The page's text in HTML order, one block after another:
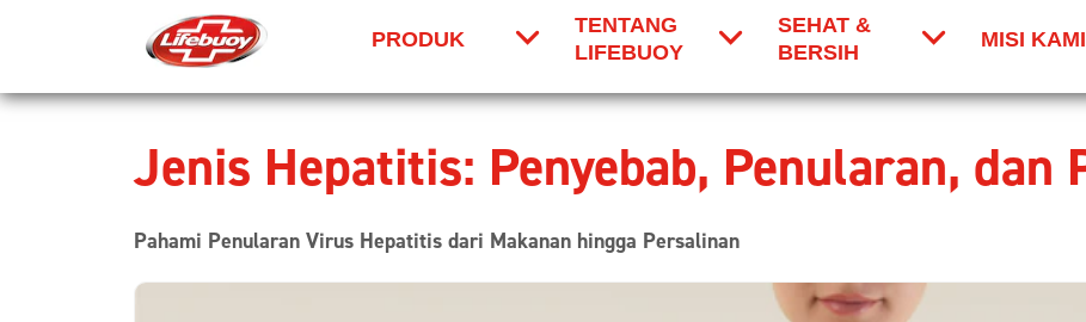
PRODUK
TENTANG
LIFEBUOY
SEHAT &
BERSIH
MISI KAMI
Jenis Hepatitis: Penyebab, Penularan, dan
Pahami Penularan Virus Hepatitis dari Makanan hingga Persalinan